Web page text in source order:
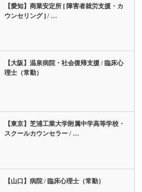
【愛知】商業安定所 [ 障害者就労支援・カ
ウンセリング ] / …
【大阪】温泉病院・社会復帰支援 / 臨床心
理士（常勤）
【東京】芝浦工業大学附属中学高等学校・
スクールカウンセラー / …
【山口】病院 / 臨床心理士（常勤）